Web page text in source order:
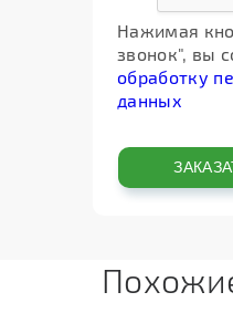
Нажимая
звонок", вы
обработку
данных